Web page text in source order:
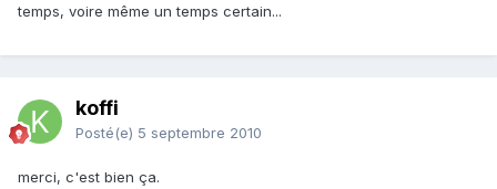
temps, voire même un temps certain...
koffi
Posté(e) 5 septembre 2010
merci, c'est bien ça.